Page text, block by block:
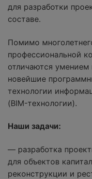
для разработки
составе.
Помимо
профессиональной
отличаются умением
новейшие
технологии
(BIM-технологии).
Наши задачи:
— разработка
для объектов
реконструкции и